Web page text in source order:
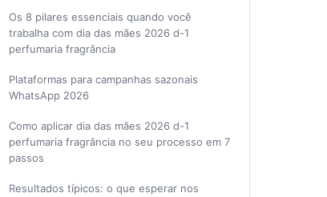
Os 8 pilares essenciais quando você
trabalha com dia das mães 2026 d-1
perfumaria fragrância
Plataformas para campanhas sazonais
WhatsApp 2026
Como aplicar dia das mães 2026 d-1
perfumaria fragrância no seu processo em 7
passos
Resultados típicos: o que esperar nos